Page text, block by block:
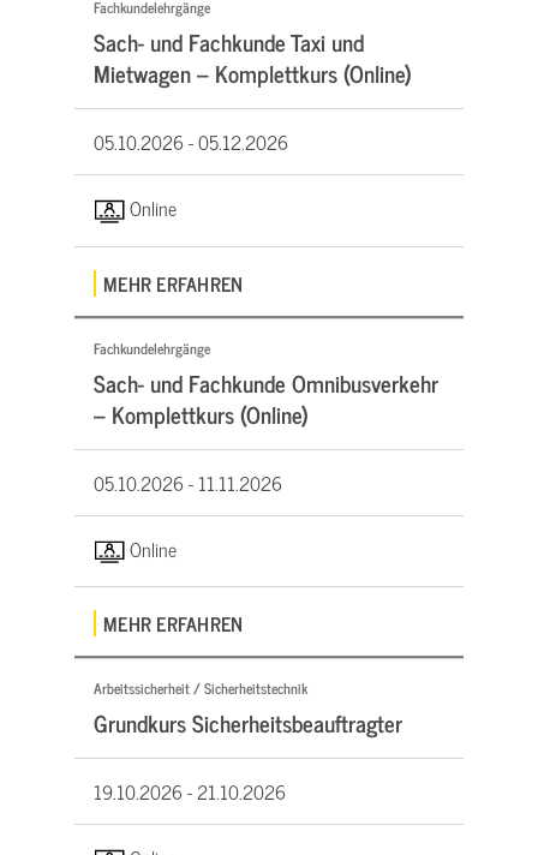
Fachkundelehrgänge
Sach- und Fachkunde Taxi und
Mietwagen – Komplettkurs (Online)
05.10.2026 -05.12.2026
Online
MEHR ERFAHREN
Fachkundelehrgänge
Sach- und Fachkunde Omnibusverkehr
– Komplettkurs (Online)
05.10.2026 -11.11.2026
Online
MEHR ERFAHREN
Arbeitssicherheit / Sicherheitstechnik
Grundkurs Sicherheitsbeauftragter
19.10.2026 -21.10.2026